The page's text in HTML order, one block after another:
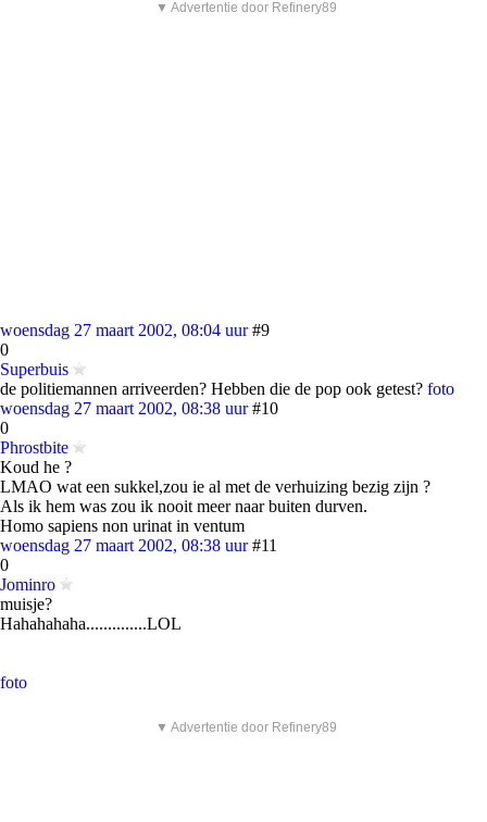
▼ Advertentie door Refinery89
woensdag 27 maart 2002, 08:04 uur #9
0
Superbuis
de politiemannen arriveerden? Hebben die de pop ook getest? foto
woensdag 27 maart 2002, 08:38 uur #10
0
Phrostbite
Koud he ?
LMAO wat een sukkel,zou ie al met de verhuizing bezig zijn ?
Als ik hem was zou ik nooit meer naar buiten durven.
Homo sapiens non urinat in ventum
woensdag 27 maart 2002, 08:38 uur #11
0
Jominro
muisje?
Hahahahaha..............LOL
foto
▼ Advertentie door Refinery89